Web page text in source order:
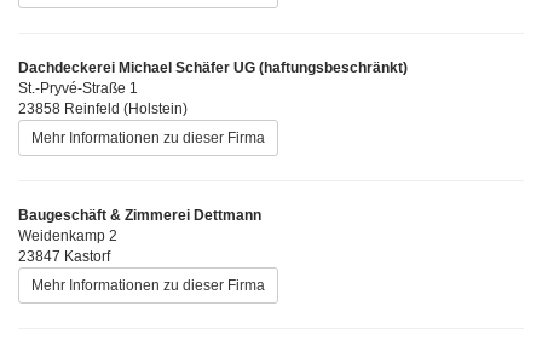
Dachdeckerei Michael Schäfer UG (haftungsbeschränkt)
St.-Pryvé-Straße 1
23858 Reinfeld (Holstein)
Mehr Informationen zu dieser Firma
Baugeschäft & Zimmerei Dettmann
Weidenkamp 2
23847 Kastorf
Mehr Informationen zu dieser Firma